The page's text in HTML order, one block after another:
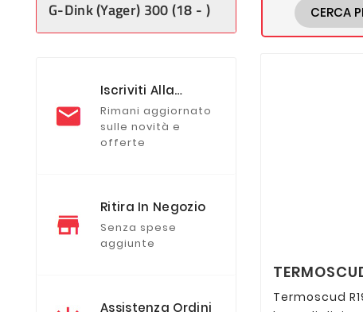
G-Dink (Yager) 300 (18 - )
Iscriviti Alla
Newsletter
Rimani aggiornato
sulle novità e
offerte
Ritira In Negozio
Senza spese
aggiunte
Assistenza Ordini
CERCA
Termoscud